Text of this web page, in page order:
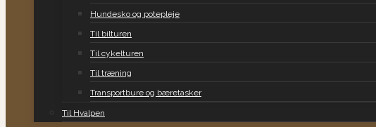
Hundesko og potepleje
Til bilturen
Til cykelturen
Til træning
Transportbure og bæretasker
Til Hvalpen